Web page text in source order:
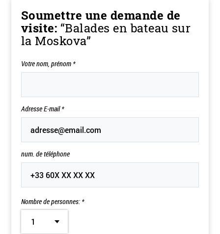
Soumettre une demande de
visite: “Balades en bateau sur
la Moskova”
Votre nom, prénom *
Adresse E-mail*
num. de téléphone
Nombre de personnes: *
1